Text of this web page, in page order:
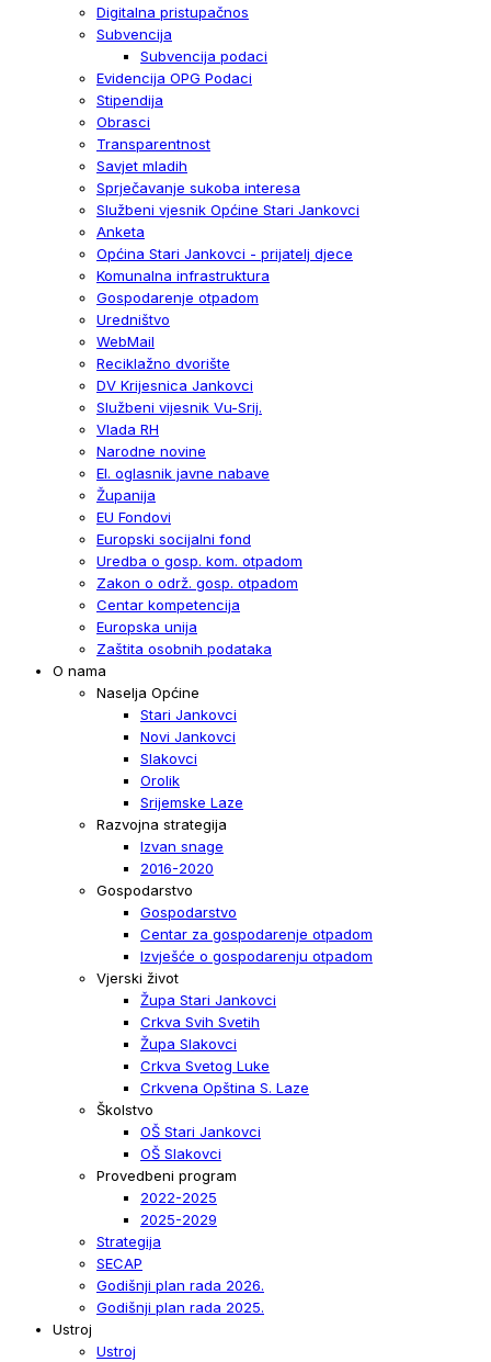
Digitalna pristupačnos
Subvencija
Subvencija podaci
Evidencija OPG Podaci
Stipendija
Obrasci
Transparentnost
Savjet mladih
Sprječavanje sukoba interesa
Službeni vjesnik Općine Stari Jankovci
Anketa
Općina Stari Jankovci - prijatelj djece
Komunalna infrastruktura
Gospodarenje otpadom
Uredništvo
WebMail
Reciklažno dvorište
DV Krijesnica Jankovci
Službeni vijesnik Vu-Srij.
Vlada RH
Narodne novine
El. oglasnik javne nabave
Županija
EU Fondovi
Europski socijalni fond
Uredba o gosp. kom. otpadom
Zakon o održ. gosp. otpadom
Centar kompetencija
Europska unija
Zaštita osobnih podataka
O nama
Naselja Općine
Stari Jankovci
Novi Jankovci
Slakovci
Orolik
Srijemske Laze
Razvojna strategija
Izvan snage
2016-2020
Gospodarstvo
Gospodarstvo
Centar za gospodarenje otpadom
Izvješće o gospodarenju otpadom
Vjerski život
Župa Stari Jankovci
Crkva Svih Svetih
Župa Slakovci
Crkva Svetog Luke
Crkvena Opština S. Laze
Školstvo
OŠ Stari Jankovci
OŠ Slakovci
Provedbeni program
2022-2025
2025-2029
Strategija
SECAP
Godišnji plan rada 2026.
Godišnji plan rada 2025.
Ustroj
Ustroj